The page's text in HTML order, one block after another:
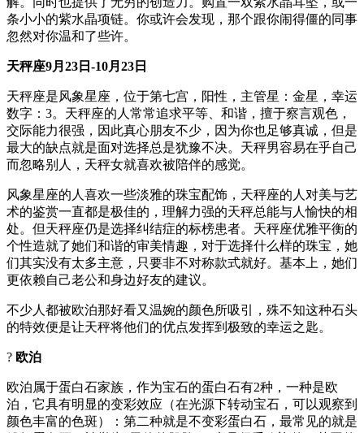
条小小的紫水晶项链。你或许会发现，那个跟你闹得僵的同事
忽然对你温和了些许。
天秤座9月 23 日 -10月 23 日
天秤座是风象星座，位于第七宫，阳性，主管星：金星，幸运
数字：3。天秤座的人常常追求平等、和谐，擅于察言观色，
交际能力很强，因此真心朋友不少，因为你也足够真诚，但是
最大的缺点就是面对选择总是犹豫不决。天秤男容易在乎自己
而忽略别人，天秤女就喜欢被陪伴的感觉。
风象星座的人喜欢一些淡雅的珠宝配饰，天秤座的人对美与艺
术的鉴赏一直都是极佳的，理解力强的天秤总能与人愉快的相
处。但天秤座仍是选择纠结症的标榜患者。天秤座优雅平衡的
个性造就了她们和谐的审美情趣，对于选择什么样的珠宝，她
们其实没有太多主意，只要非不对称款式就好。基本上，她们
更依赖自己老公和身边好友的建议。
不少人都被欧泊那好看又温婉的颜色所吸引，殊不知这种石头
的特效便是让天秤将他们的优点发挥到极致的幸运之匙。
? 欧泊
欧泊属于蛋白石家族，作为宝石的蛋白石有2种，一种是欧
泊，它具有明显的变彩效应（在光源下转动宝石，可以观察到
颜色丰富的色斑）：第二种就是不变彩蛋白石，最常见的就是